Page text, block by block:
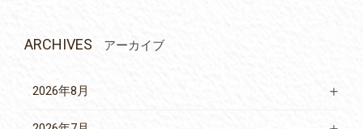
ARCHIVES アーカイブ
2026年8月